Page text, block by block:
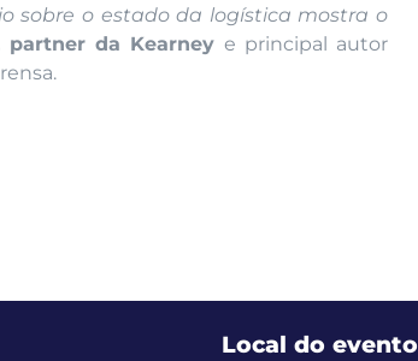
sobre o estado da logística mostra o
partner da Kearney e principal autor
Local do evento